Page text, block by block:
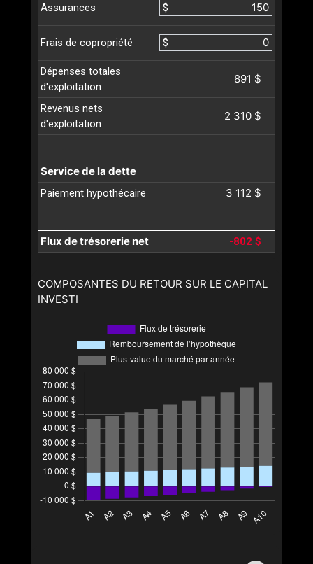
Assurances $
Frais de copropriété $
Dépenses totales
d'exploitation
891 $
Revenus nets
d'exploitation
2 310 $
Service de la dette
Paiement hypothécaire 3 112 $
Flux de trésorerie net -802 $
COMPOSANTES DU RETOUR SUR LE CAPITAL
INVESTI